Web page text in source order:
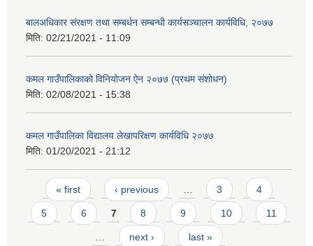
बालअधिकार संरक्षण तथा सम्बर्धन सम्बन्धी कार्यसञ्चालन कार्यविधि, २०७७
मिति: 02/21/2021 - 11:09
कमल गाउँपालिकाको विनियोजन ऐन २०७७ (प्रथम संशोधन)
मिति: 02/08/2021 - 15:38
कमल गाउँपालिका विद्यालय लेखापरिक्षण कार्यविधि २०७७
मिति: 01/20/2021 - 21:12
Pages
« first ‹ previous 3 4
5 6 7 8 9 10 11
next › last »